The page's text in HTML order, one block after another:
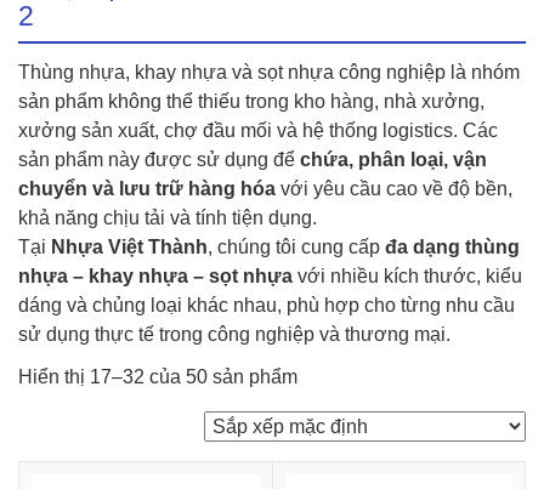
2
Thùng nhựa, khay nhựa và sọt nhựa công nghiệp là nhóm
sản phẩm không thể thiếu trong kho hàng, nhà xưởng,
xưởng sản xuất, chợ đầu mối và hệ thống logistics. Các
sản phẩm này được sử dụng để chứa, phân loại, vận
chuyển và lưu trữ hàng hóa với yêu cầu cao về độ bền,
khả năng chịu tải và tính tiện dụng.
Tại Nhựa Việt Thành, chúng tôi cung cấp đa dạng thùng
nhựa – khay nhựa – sọt nhựa với nhiều kích thước, kiểu
dáng và chủng loại khác nhau, phù hợp cho từng nhu cầu
sử dụng thực tế trong công nghiệp và thương mại.
Hiển thị 17–32 của 50 sản phẩm